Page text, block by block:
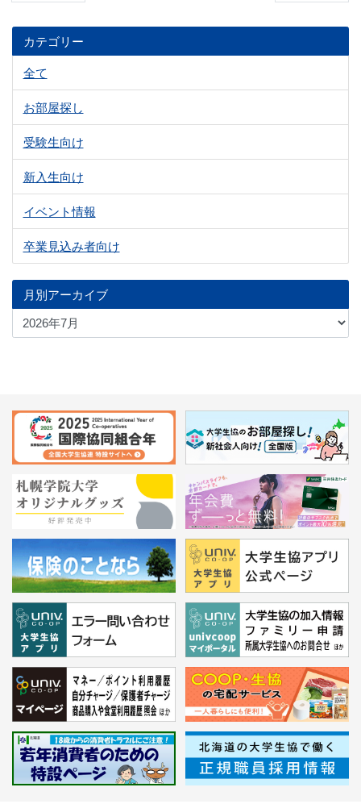
カテゴリー
全て
お部屋探し
受験生向け
新入生向け
イベント情報
卒業見込み者向け
月別アーカイブ